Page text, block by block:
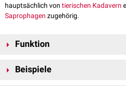
hauptsächlich von tierischen Kadavern
Saprophagen zugehörig.
Funktion
Kadavern hätte potenziell
Beispiele